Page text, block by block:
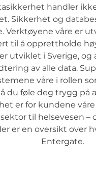
handler
Sikkerhet og
Verktøyene våre er
til å opprettholde
utviklet i Sverige, og
av alle data.
våre i rollen
du føle deg trygg på
er for kundene
til helsevesen –
er en oversikt over
Entergate.